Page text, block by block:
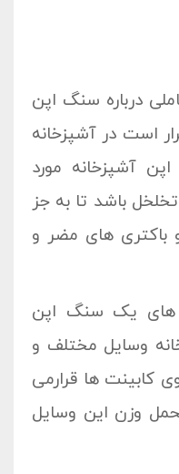
درباره سنگ اپن
است در آشپزخانه
آشپزخانه مورد
تخلخل باشد تا به جز
های مضر و
های یک سنگ اپن
وسایل مختلف و
کابینت ها قرارمی
وزن این وسایل